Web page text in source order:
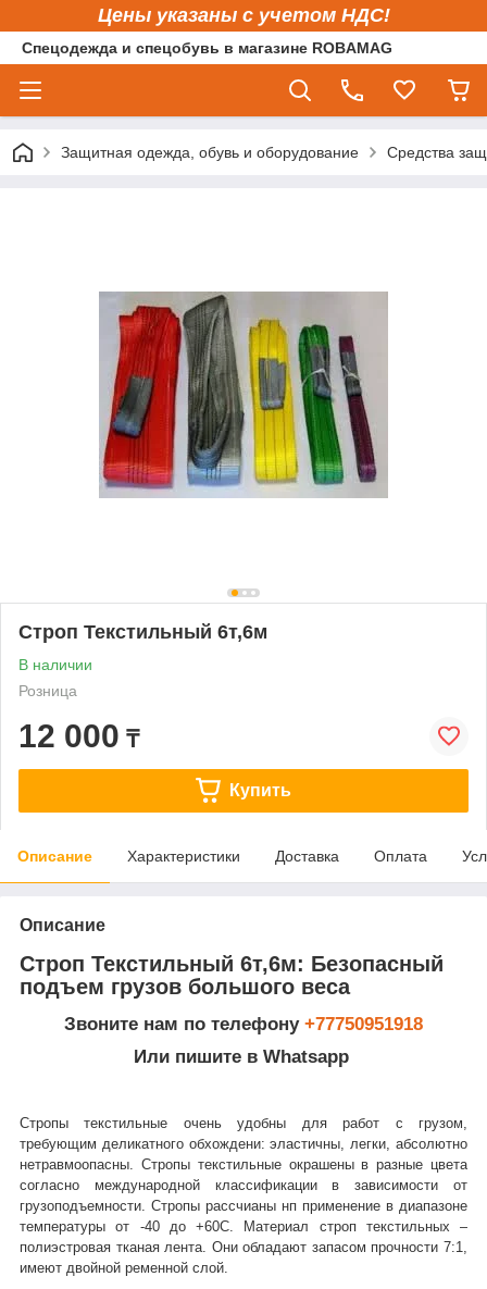
Цены указаны с учетом НДС!
Спецодежда и спецобувь в магазине ROBAMAG
Защитная одежда, обувь и оборудование Средства
Строп Текстильный 6т,6м
В наличии
Розница
12 000 ₸
Купить
Описание Характеристики Доставка Оплата
Описание
Строп Текстильный 6т,6м: Безопасный
подъем грузов большого веса
Звоните нам по телефону +77750951918
Или пишите в Whatsapp
Стропы текстильные очень удобны для работ с грузом,
требующим деликатного обхождени: эластичны, легки, абсолютно
нетравмоопасны. Стропы текстильные окрашены в разные цвета
согласно международной классификации в зависимости от
грузоподъемности. Стропы рассчианы нп применение в диапазоне
температуры от -40 до +60С. Материал строп текстильных –
полиэстровая тканая лента. Они обладают запасом прочности 7:1,
имеют двойной ременной слой.